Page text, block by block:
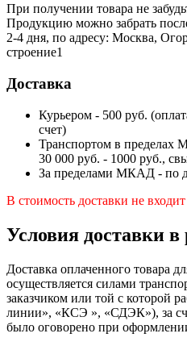
При получении товара не
Продукцию можно забрать
2-4 дня, по адресу: Москва,
строение1
Доставка
Курьером - 500 руб.
счет)
Транспортом в пределах
30 000 руб. - 1000 руб.,
За пределами МКАД - по
В стоимость доставки не
Условия доставки
Доставка оплаченного товара
осуществляется силами
заказчиком или той с которой
линии», «КСЭ », «СДЭК»), за
было оговорено при